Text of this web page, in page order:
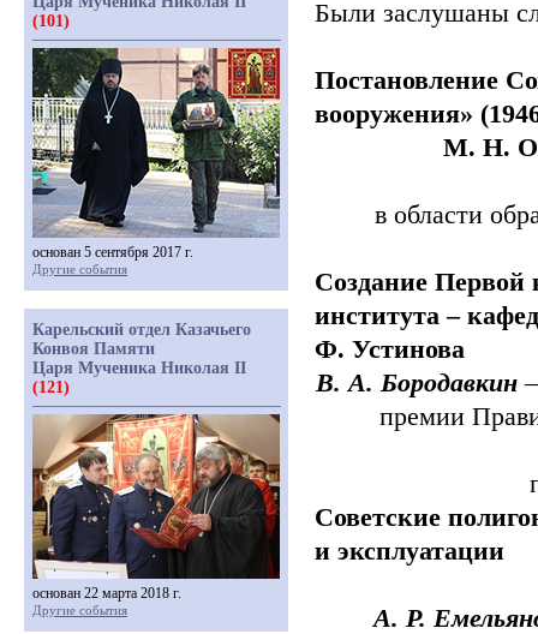
Были заслушаны
Постановление
вооружения»
М. Н.
в области
Создание Первой
института ‒
Ф. Устинова
В. А. Бородавкин
премии
Советские
и эксплуатации
А. Р.
(101)
основан 5 сентября 2017 г.
Другие события
Карельский отдел Казачьего
Конвоя Памяти
Царя Мученика Николая II
(121)
основан 22 марта 2018 г.
Другие события